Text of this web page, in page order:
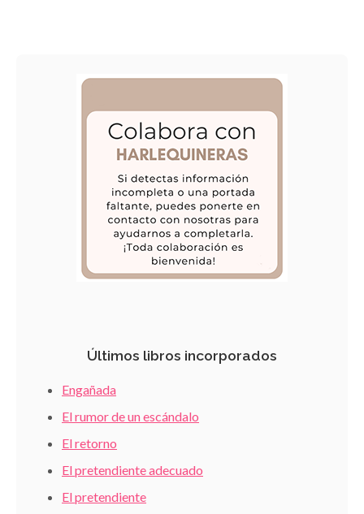
Últimos libros incorporados
Engañada
El rumor de un escándalo
El retorno
El pretendiente adecuado
El pretendiente